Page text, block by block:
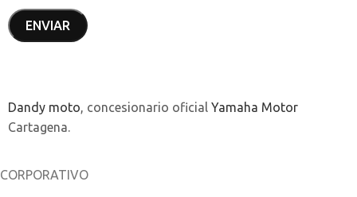
Dandy moto, concesionario oficial Yamaha Motor
Cartagena.
CORPORATIVO